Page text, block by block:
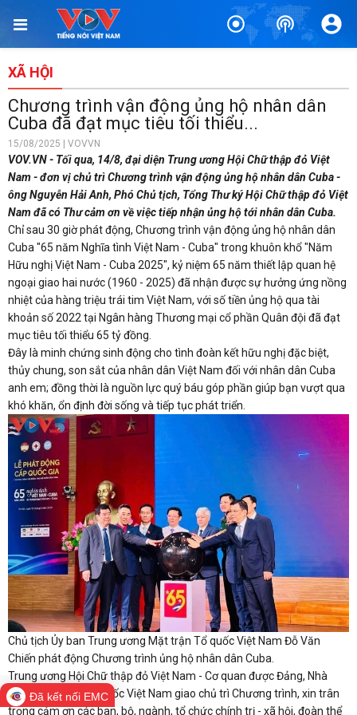
XÃ HỘI
Chương trình vận động ủng hộ nhân dân
Cuba đã đạt mục tiêu tối thiểu...
15/08/2025 | VOVVN
VOV.VN - Tối qua, 14/8, đại diện Trung ương Hội Chữ thập đỏ Việt
Nam - đơn vị chủ trì Chương trình vận động ủng hộ nhân dân Cuba -
ông Nguyễn Hải Anh, Phó Chủ tịch, Tổng Thư ký Hội Chữ thập đỏ Việt
Nam đã có Thư cảm ơn về việc tiếp nhận ủng hộ tới nhân dân Cuba.
Chỉ sau 30 giờ phát động, Chương trình vận động ủng hộ nhân dân
Cuba "65 năm Nghĩa tình Việt Nam - Cuba" trong khuôn khổ "Năm
Hữu nghị Việt Nam - Cuba 2025", kỷ niệm 65 năm thiết lập quan hệ
ngoại giao hai nước (1960 - 2025) đã nhận được sự hưởng ứng nồng
nhiệt của hàng triệu trái tim Việt Nam, với số tiền ủng hộ qua tài
khoản số 2022 tại Ngân hàng Thương mại cổ phần Quân đội đã đạt
mục tiêu tối thiểu 65 tỷ đồng.
Đây là minh chứng sinh động cho tình đoàn kết hữu nghị đặc biệt,
thủy chung, son sắt của nhân dân Việt Nam đối với nhân dân Cuba
anh em; đồng thời là nguồn lực quý báu góp phần giúp bạn vượt qua
khó khăn, ổn định đời sống và tiếp tục phát triển.
Chủ tịch Ủy ban Trung ương Mặt trận Tổ quốc Việt Nam Đỗ Văn
Chiến phát động Chương trình ủng hộ nhân dân Cuba.
Trung ương Hội Chữ thập đỏ Việt Nam - Cơ quan được Đảng, Nhà
nước, Mặt trận Tổ quốc Việt Nam giao chủ trì Chương trình, xin trân
trọng cảm ơn các ban, bộ, ngành, tổ chức chính trị - xã hội, đoàn thể
Đã kết nối EMC